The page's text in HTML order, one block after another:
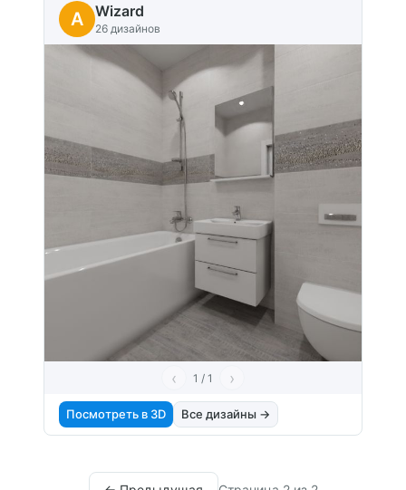
A Wizard
26 дизайнов
‹ 1 / 1 ›
Посмотреть в 3D Все дизайны →